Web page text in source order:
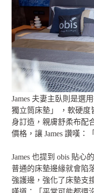
James 夫妻主臥則是選
獨立筒床墊」 ，軟硬度
身訂造，親膚舒柔布配
價格，讓 James 讚嘆：
James 也提到 obis 貼心
普通的床墊邊緣就會陷
強護邊，強化了床墊支